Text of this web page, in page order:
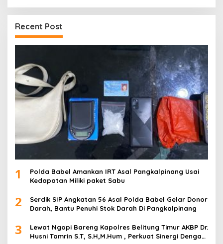
Recent Post
1
Polda Babel Amankan IRT Asal Pangkalpinang Usai
Kedapatan Miliki paket Sabu
2
Serdik SIP Angkatan 56 Asal Polda Babel Gelar Donor
Darah, Bantu Penuhi Stok Darah Di Pangkalpinang
3
Lewat Ngopi Bareng Kapolres Belitung Timur AKBP Dr.
Husni Tamrin S.T, S.H,M.Hum , Perkuat Sinergi Dengan